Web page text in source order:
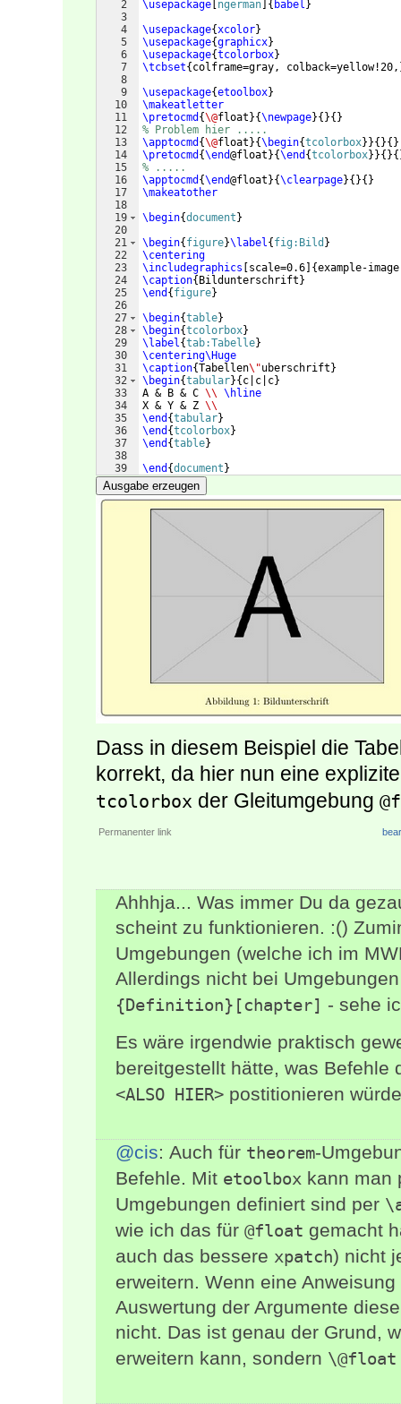
2
3
4
5
6
7
8
9
10
11
12
13
14
15
16
17
18
19
20
21
22
23
24
25
26
27
28
29
30
31
32
33
34
35
36
37
38
39
\usepackage ngerman { babel }
\usepackage{xcolor}
\usepackage{graphicx}
\usepackage{tcolorbox}
\tcbset{ colframe=gray, colback=yellow!20,
\usepackage{etoolbox}
\makeatletter
\pretocmd {\@float }{\newpage}{ }{ }
% Problem hier .....
\apptocmd {\@float }{\begin{tcolorbox} }{ }{ }
\pretocmd {\end@float }{\end {tcolorbox} }{ }{
% .....
\apptocmd {\end@float }{\clearpage}{ }{ }
\makeatother
\begin{document }
\begin{ figure}\label{ fig:Bild }
\centering
\includegraphics
scale=0.6 {example-
\caption{ Bildunterschrift }
\end { figure}
\begin{table}
\begin{tcolorbox}
\label{tab:Tabelle}
\centering\Huge
\caption{Tabellen\"uberschrift }
\begin{tabular}{ c|c|c}
A & B & C \\ \hline
X & Y & Z \\
\end {tabular}
\end {tcolorbox}
\end {table}
\end {document }
Ausgabe erzeugen
Dass in diesem Beispiel die
korrekt, da hier nun eine
tcolorbox der Gleitumgebung
Permanenter link
Ahhhja... Was immer Du da
scheint zu funktionieren. :()
Umgebungen (welche ich im
Allerdings nicht bei
{Definition}[chapter] - sehe
Es wäre irgendwie praktisch
bereitgestellt hätte, was Befehle
<ALSO HIER> postitionieren
@cis: Auch für theorem-
Befehle. Mit etoolbox kann man
Umgebungen definiert sind per
wie ich das für @float gemacht
auch das bessere xpatch) nicht
erweitern. Wenn eine
Auswertung der Argumente
nicht. Das ist genau der Grund,
erweitern kann, sondern \@float